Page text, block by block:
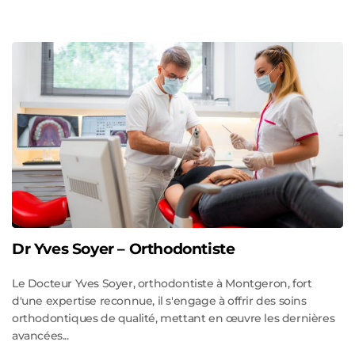
Dr Yves Soyer – Orthodontiste
Le Docteur Yves Soyer, orthodontiste à Montgeron, fort
d'une expertise reconnue, il s'engage à offrir des soins
orthodontiques de qualité, mettant en œuvre les dernières
avancées...